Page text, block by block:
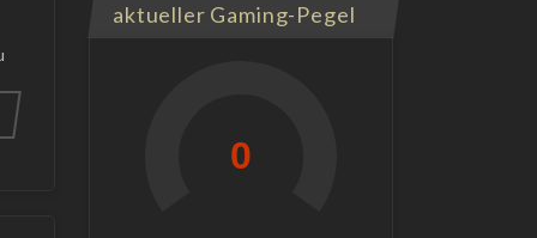
aktueller Gaming-Pegel